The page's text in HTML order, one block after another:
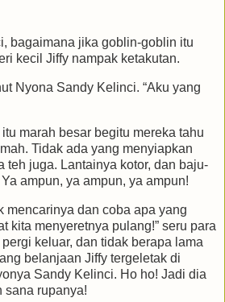
bagaimana jika goblin-goblin itu
kecil Jiffy nampak ketakutan.
Nyona Sandy Kelinci. “Aku yang
marah besar begitu mereka tahu
Tidak ada yang menyiapkan
teh juga. Lantainya kotor, dan baju-
ampun, ya ampun, ya ampun!
mencarinya dan coba apa yang
kita menyeretnya pulang!” seru para
keluar, dan tidak berapa lama
belanjaan Jiffy tergeletak di
Sandy Kelinci. Ho ho! Jadi dia
sana rupanya!